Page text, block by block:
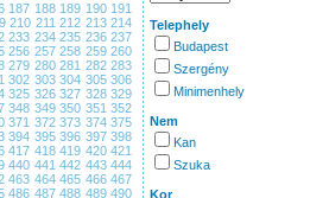
187 188 189 190 191
210 211 212 213 214
233 234235 236237
256 257258 259260
279 280281 282283
302 303304 305306
325 326 327 328 329
348 349350 351352
371 372373 374375
394 395396 397398
417 418 419 420 421
440 441442 443444
463 464465 466467
486 487488 489490
Telephely
Budapest
Szergény
Minimenhely
Nem
Kan
Szuka
Kor